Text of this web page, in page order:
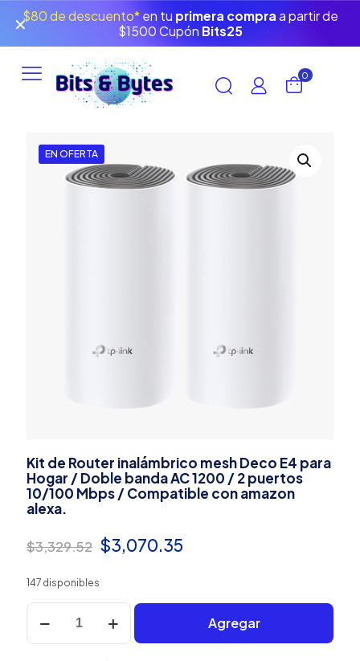
$80 de descuento*en tu primera compra a partir de
$1500 Cupón Bits25
✕
0
EN OFERTA
Kit de Router inalámbrico mesh Deco E4 para
Hogar / Doble banda AC 1200 / 2 puertos
10/100 Mbps / Compatible con amazon
alexa.
$3,329.52 El
era:
$3,329.52.
$3,070.35
$3,070.35.
147 disponibles
Kit
Router
Agregar